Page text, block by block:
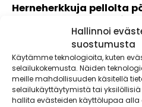
Hallinnoi
suostumusta
Käytämme teknologioita, kuten
selailukokemusta. Näiden
meille mahdollisuuden käsitellä
selailukäyttäytymistä tai
hallita evästeiden käyttölupaa alla
Herneherkkuja pellolta
shakshuka, aloo gobi
savusilakkaskagenilla
Kaupallinen yhteistyö: Apetit
makea suomalainen herne on